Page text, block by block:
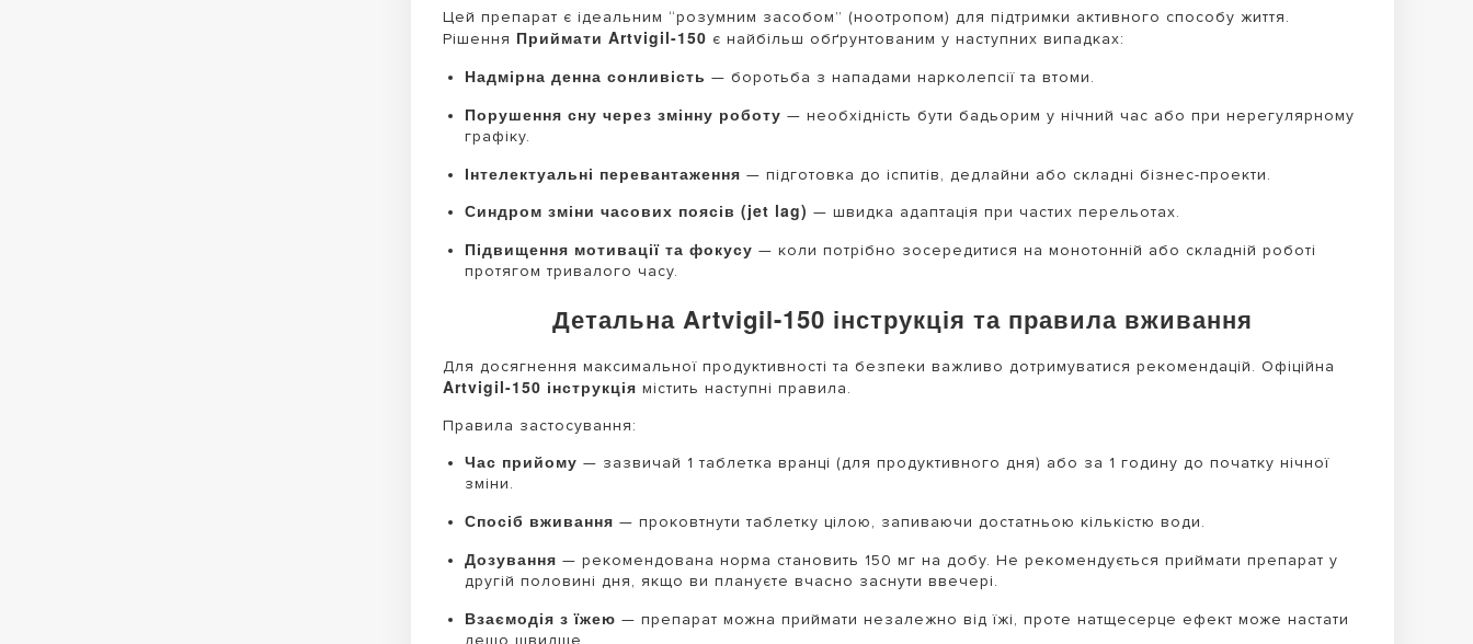
Цей препарат є ідеальним “розумним засобом” (ноотропом) для підтримки активного способу життя.
Рішення Приймати Artvigil-150 є найбільш обґрунтованим у наступних випадках:
Надмірна денна сонливість — боротьба з нападами нарколепсії та втоми.
Порушення сну через змінну роботу — необхідність бути бадьорим у нічний час або при нерегулярному
графіку.
Інтелектуальні перевантаження — підготовка до іспитів, дедлайни або складні бізнес-проекти.
Синдром зміни часових поясів (jet lag) — швидка адаптація при частих перельотах.
Підвищення мотивації та фокусу — коли потрібно зосередитися на монотонній або складній роботі
протягом тривалого часу.
Детальна Artvigil-150 інструкція та правила вживання
Для досягнення максимальної продуктивності та безпеки важливо дотримуватися рекомендацій. Офіційна
Artvigil-150 інструкція містить наступні правила.
Правила застосування:
Час прийому — зазвичай 1 таблетка вранці (для продуктивного дня) або за 1 годину до початку нічної
зміни.
Спосіб вживання — проковтнути таблетку цілою, запиваючи достатньою кількістю води.
Дозування — рекомендована норма становить 150 мг на добу. Не рекомендується приймати препарат у
другій половині дня, якщо ви плануєте вчасно заснути ввечері.
Взаємодія з їжею — препарат можна приймати незалежно від їжі, проте натщесерце ефект може настати
дещо швидше.